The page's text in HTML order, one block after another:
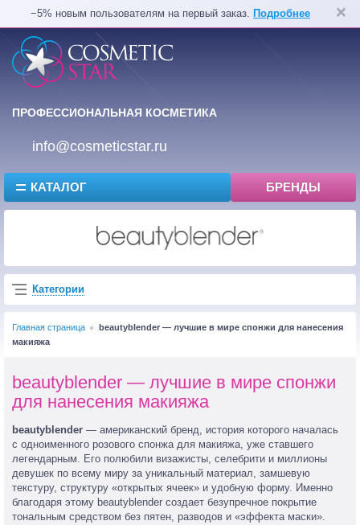
−5% новым пользователям на первый заказ. Подробнее
ПРОФЕССИОНАЛЬНАЯ КОСМЕТИКА
info@cosmeticstar.ru
КАТАЛОГ БРЕНДЫ
Категории
Главная страница
beautyblender — лучшие в мире спонжи для нанесения
макияжа
beautyblender — лучшие в мире спонжи
для нанесения макияжа
beautyblender — американский бренд, история которого началась
с одноименного розового спонжа для макияжа, уже ставшего
легендарным. Его полюбили визажисты, селебрити и миллионы
девушек по всему миру за уникальный материал, замшевую
текстуру, структуру «открытых ячеек» и удобную форму. Именно
благодаря этому beautyblender создает безупречное покрытие
тональным средством без пятен, разводов и «эффекта маски».